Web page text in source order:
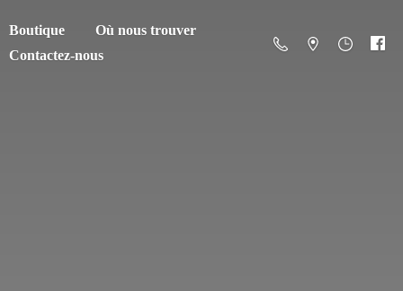
Boutique
Où nous trouver
Contactez-nous